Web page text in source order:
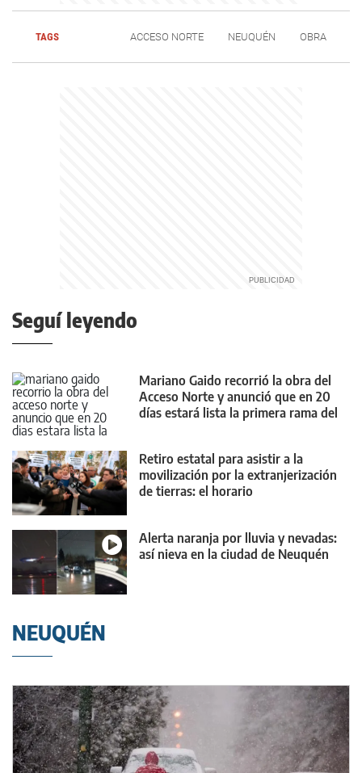
TAGS ACCESO NORTE NEUQUÉN OBRA
Seguí leyendo
Mariano Gaido recorrió la obra del
Acceso Norte y anunció que en 20
días estará lista la primera rama del
Retiro estatal para asistir a la
movilización por la extranjerización
de tierras: el horario
Alerta naranja por lluvia y nevadas:
así nieva en la ciudad de Neuquén
NEUQUÉN